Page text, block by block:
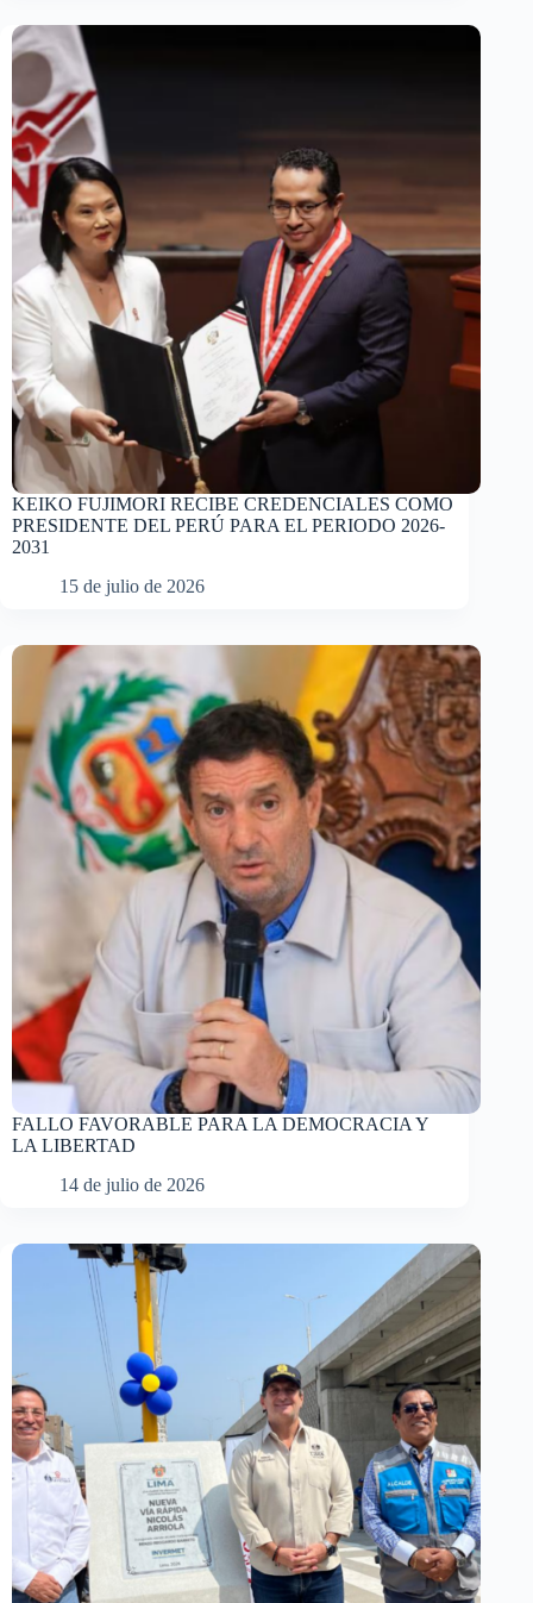
KEIKO FUJIMORI RECIBE CREDENCIALES COMO
PRESIDENTE DEL PERÚ PARA EL PERIODO 2026-
2031
15 de julio de 2026
FALLO FAVORABLE PARA LA DEMOCRACIA Y
LA LIBERTAD
14 de julio de 2026